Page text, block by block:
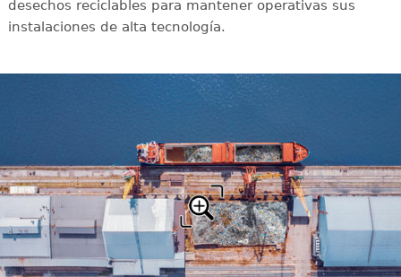
desechos reciclables para mantener operativas sus
instalaciones de alta tecnología.